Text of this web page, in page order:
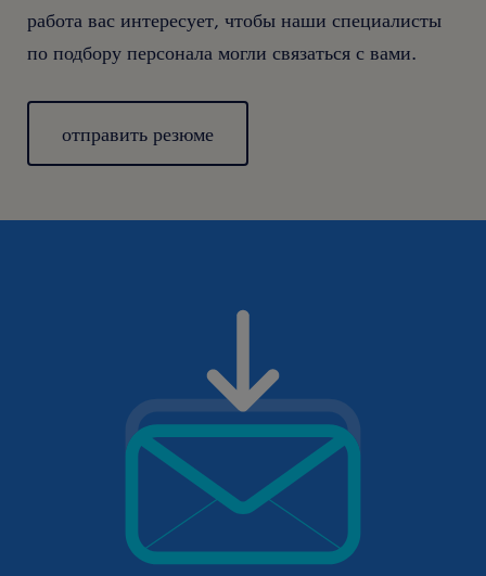
работа вас интересует, чтобы наши специалисты
по подбору персонала могли связаться с вами.
отправить резюме